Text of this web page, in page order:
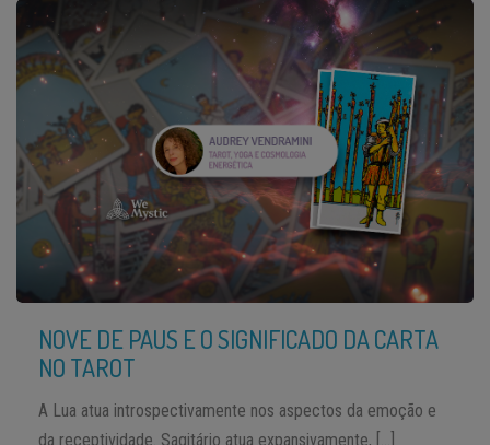
NOVE DE PAUS E O SIGNIFICADO DA CARTA
NO TAROT
A Lua atua introspectivamente nos aspectos da emoção e
da receptividade. Sagitário atua expansivamente, […]